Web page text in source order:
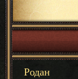
Родан